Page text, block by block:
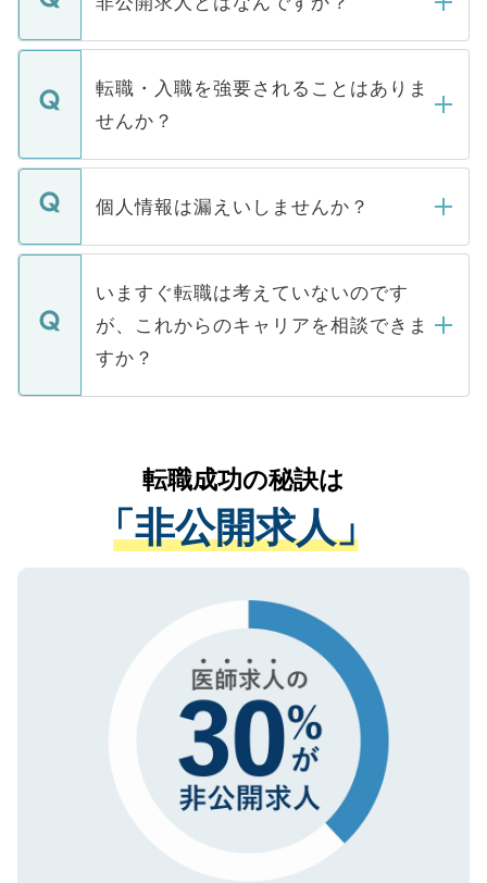
ます。通常、5営業日以内にはご連絡をせて
いただきますので、しばらくお待ちくださ
い。
マイナビDOCTORで取り扱っている求人の
うち約3割は、Webサイトからご覧いただ
けない「非公開求人」です。非公開求人は
下記の理由によって、一般には公開してい
ません。
■応募殺到を避けるため 人気のある医療機
関を公にしてしまうと、応募が殺到する場
に、医療機関が求める条件に合った人材の
みを人材紹介会社に依頼するケースが増え
ています。
転職・入職を強要されることはありま
せんか？
転職・入職を強要することは一切ありませ
ん。また、仮に応募先から内定をいただい
定を承諾する必要はありません。内定先へ
の辞退の連絡はキャリアパートナーが行い
ますので、ご安心ください。
個人情報は漏えいしませんか？
個人情報が漏えいすることはありませんの
で、ご安心ください。当サイトからの登録
などで収集したご登録者様の個人情報は、
ご本人のキャリアアップおよび転職活動の
支援を目的に使用いたします。お預かりし
ているすべての個人データはご本人の許可
は、個人情報の取り扱いについての厳密な
管理基準を満たした事業者のみに付与され
る、プライバシーマークを取得済みです。
ご登録いただいた個人情報は、SSL（デー
で、機密保持に関してもご安心ください。
いますぐ転職は考えていないのです
が、これからのキャリアを相談できま
すか？
かがいして、現在の医療機関の状況や紹介
経験をまじえながら、適切なアドバイスを
させていただきます。すぐにご転職をされ
ない方には、長期的なサポートが可能です
ので、まずはご登録ください。
転職成功の秘訣は
「非公開求人」